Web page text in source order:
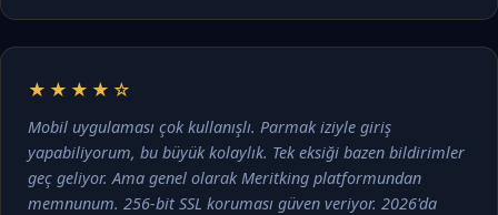
★★★★☆
Mobil uygulaması çok kullanışlı. Parmak iziyle giriş
yapabiliyorum, bu büyük kolaylık. Tek eksiği bazen bildirimler
geç geliyor. Ama genel olarak Meritking platformundan
memnunum. 256-bit SSL koruması güven veriyor. 2026'da